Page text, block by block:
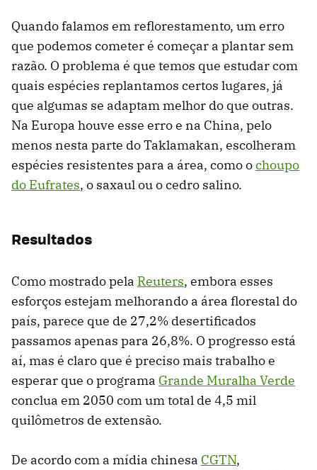
Quando falamos em reflorestamento, um erro
que podemos cometer é começar a plantar sem
razão. O problema é que temos que estudar com
quais espécies replantamos certos lugares, já
que algumas se adaptam melhor do que outras.
Na Europa houve esse erro e na China, pelo
menos nesta parte do Taklamakan, escolheram
espécies resistentes para a área, como ochoupo
do Eufrates, o saxaul ou o cedro salino.
Resultados
Como mostrado pela Reuters, embora esses
esforços estejam melhorando a área florestal do
país, parece que de 27,2% desertificados
passamos apenas para 26,8%. O progresso está
aí, mas é claro que é preciso mais trabalho e
esperar que o programa Grande Muralha Verde
conclua em 2050 com um total de 4,5 mil
quilômetros de extensão.
De acordo com a mídia chinesa CGTN,